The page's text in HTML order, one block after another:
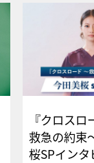
『クロス
救急の約束
桜SPイ